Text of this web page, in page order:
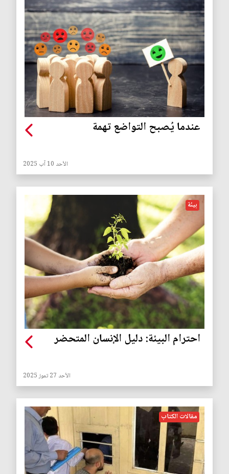
‏عندما يُصبح التواضع تهمة
الأحد 10 آب 2025
بيئة
احترام البيئة: دليل الإنسان المتحضر
الأحد 27 تموز 2025
مقالات الكتاب